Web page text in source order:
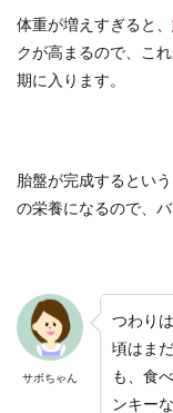
体重が増えすぎると、
クが高まるので、こ
期に入ります。
胎盤が完成するとい
の栄養になるので、
サボちゃん
つわり
頃はま
も、食
ンキー